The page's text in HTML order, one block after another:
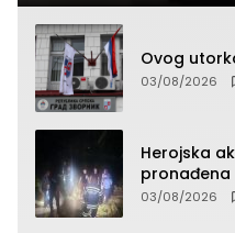
Ovog
03/08/2026
Herojska
Ivanka
03/08/2026